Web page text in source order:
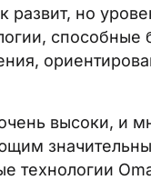
развит, но
способные
высоки, и